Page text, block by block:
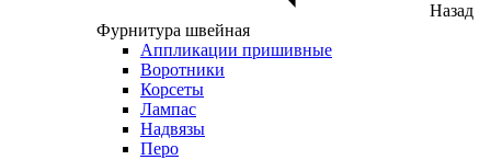
Назад
Фурнитура швейная
Аппликации пришивные
Воротники
Корсеты
Лампас
Надвязы
Перо